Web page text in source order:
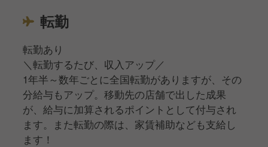
転勤
転勤あり
＼転勤するたび、収入アップ／
1年半～数年ごとに全国転勤がありますが、その
分給与もアップ。移動先の店舗で出した成果
が、給与に加算されるポイントとして付与され
ます。また転勤の際は、家賃補助なども支給し
ます！